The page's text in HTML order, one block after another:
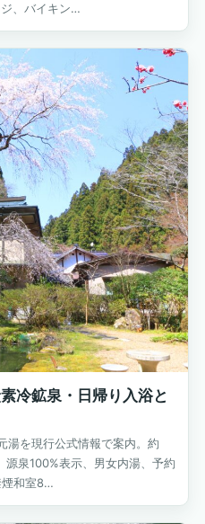
、バイキン…
冷鉱泉・日帰り入浴と
湯を現行公式情報で案内。約
泉100%表示、男女内湯、予約
煙和室8…